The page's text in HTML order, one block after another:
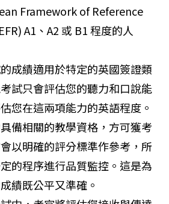
Framework of Reference
A1、A2 或 B1 程度的人
成績適用於特定的英國簽證類
試只會評估您的聽力和口說能
您在這兩項能力的英語程度。
備相關的教學資格，方可獲考
以明確的評分標準作參考，所
的程序進行品質監控。這是為
績既公平又準確。